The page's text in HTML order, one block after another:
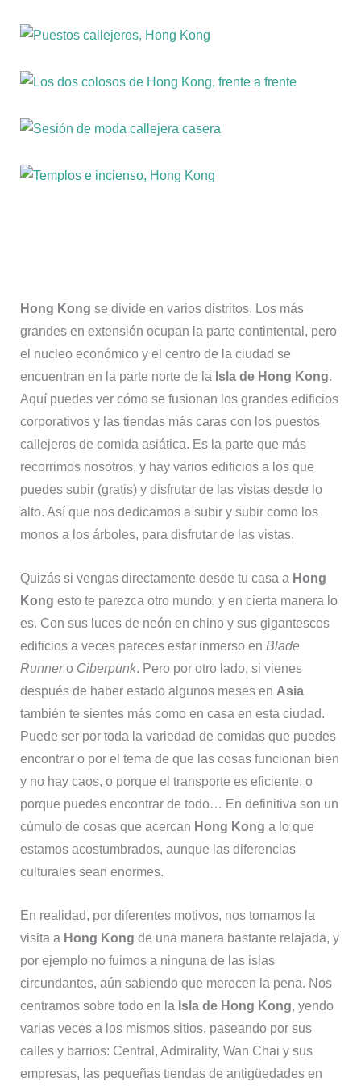
Hong Kong se divide en varios distritos. Los más
grandes en extensión ocupan la parte contintental, pero
el nucleo económico y el centro de la ciudad se
encuentran en la parte norte de la Isla de Hong Kong.
Aquí puedes ver cómo se fusionan los grandes edificios
corporativos y las tiendas más caras con los puestos
callejeros de comida asiática. Es la parte que más
recorrimos nosotros, y hay varios edificios a los que
puedes subir (gratis) y disfrutar de las vistas desde lo
alto. Así que nos dedicamos a subir y subir como los
monos a los árboles, para disfrutar de las vistas.
Quizás si vengas directamente desde tu casa a Hong
Kong esto te parezca otro mundo, y en cierta manera lo
es. Con sus luces de neón en chino y sus gigantescos
edificios a veces pareces estar inmerso en Blade
Runnero Ciberpunk. Pero por otro lado, si vienes
después de haber estado algunos meses en Asia
también te sientes más como en casa en esta ciudad.
Puede ser por toda la variedad de comidas que puedes
encontrar o por el tema de que las cosas funcionan bien
y no hay caos, o porque el transporte es eficiente, o
porque puedes encontrar de todo… En definitiva son un
cúmulo de cosas que acercan Hong Kong a lo que
estamos acostumbrados, aunque las diferencias
culturales sean enormes.
En realidad, por diferentes motivos, nos tomamos la
visita a Hong Kong de una manera bastante relajada, y
por ejemplo no fuimos a ninguna de las islas
circundantes, aún sabiendo que merecen la pena. Nos
centramos sobre todo en la Isla de Hong Kong, yendo
varias veces a los mismos sitios, paseando por sus
calles y barrios: Central, Admirality, Wan Chai y sus
empresas, las pequeñas tiendas de antigüedades en